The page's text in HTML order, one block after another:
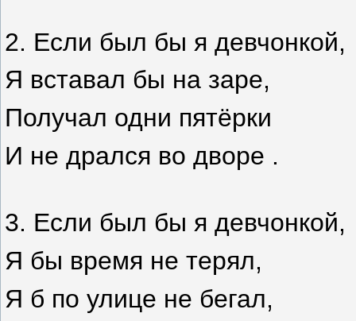
2. Если был бы я девчонкой,
Я вставал бы на заре,
Получал одни пятёрки
И не дрался во дворе .
3. Если был бы я девчонкой,
Я бы время не терял,
Я б по улице не бегал,